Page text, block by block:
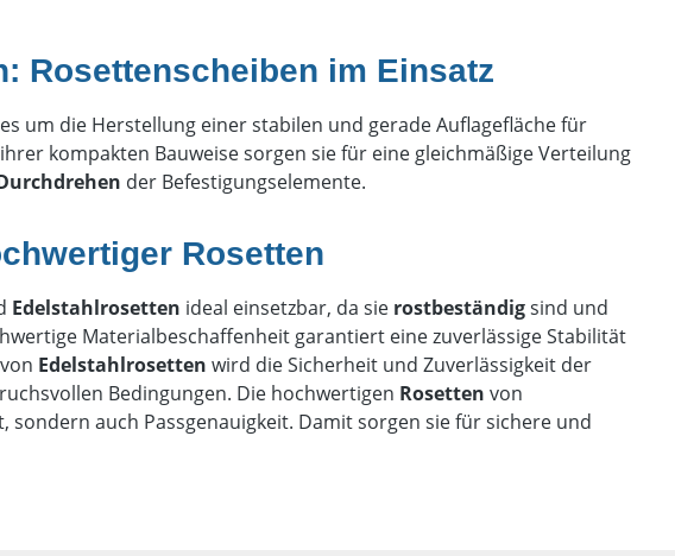
Rosettenscheiben im Einsatz
um die Herstellung einer stabilen und gerade Auflagefläche für
kompakten Bauweise sorgen sie für eine gleichmäßige Verteilung
der Befestigungselemente.
Rosetten
Edelstahlrosetten ideal einsetzbar, da sie rostbeständigsind und
Materialbeschaffenheit garantiert eine zuverlässige Stabilität
Edelstahlrosetten wird die Sicherheit und Zuverlässigkeit der
Bedingungen. Die hochwertigen Rosetten von
auch Passgenauigkeit. Damit sorgen sie für sichere und